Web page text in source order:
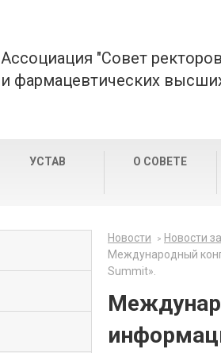
Ассоциация "Совет
и фармацевтических
УСТАВ О СОВЕТЕ
Новости
Новости
Международный
Summit».